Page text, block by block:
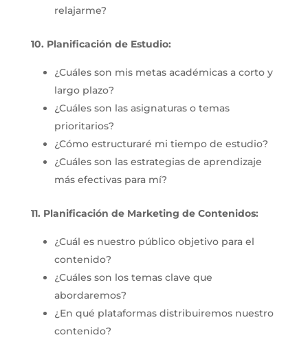
relajarme?
10. Planificación de Estudio:
¿Cuáles son mis metas académicas a corto y
largo plazo?
¿Cuáles son las asignaturas o temas
prioritarios?
¿Cómo estructuraré mi tiempo de estudio?
¿Cuáles son las estrategias de aprendizaje
más efectivas para mí?
11. Planificación de Marketing de Contenidos:
¿Cuál es nuestro público objetivo para el
contenido?
¿Cuáles son los temas clave que
abordaremos?
¿En qué plataformas distribuiremos nuestro
contenido?